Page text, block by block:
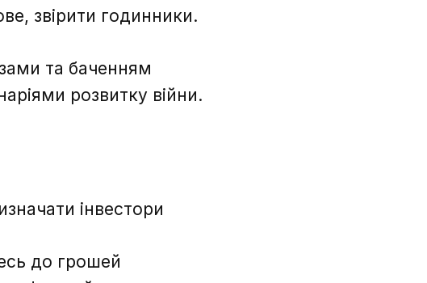
звірити годинники.
та баченням
розвитку війни.
інвестори
до грошей